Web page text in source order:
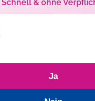
Schnell & ohne
Ja